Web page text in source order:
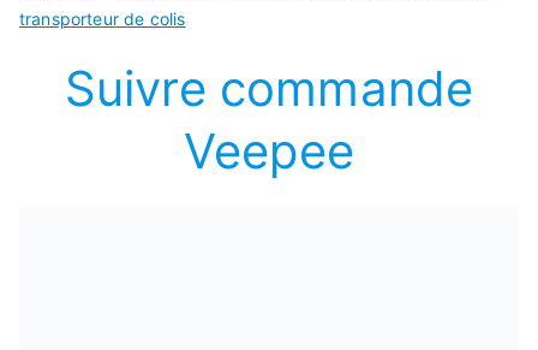
transporteur de colis
Suivre commande
Veepee